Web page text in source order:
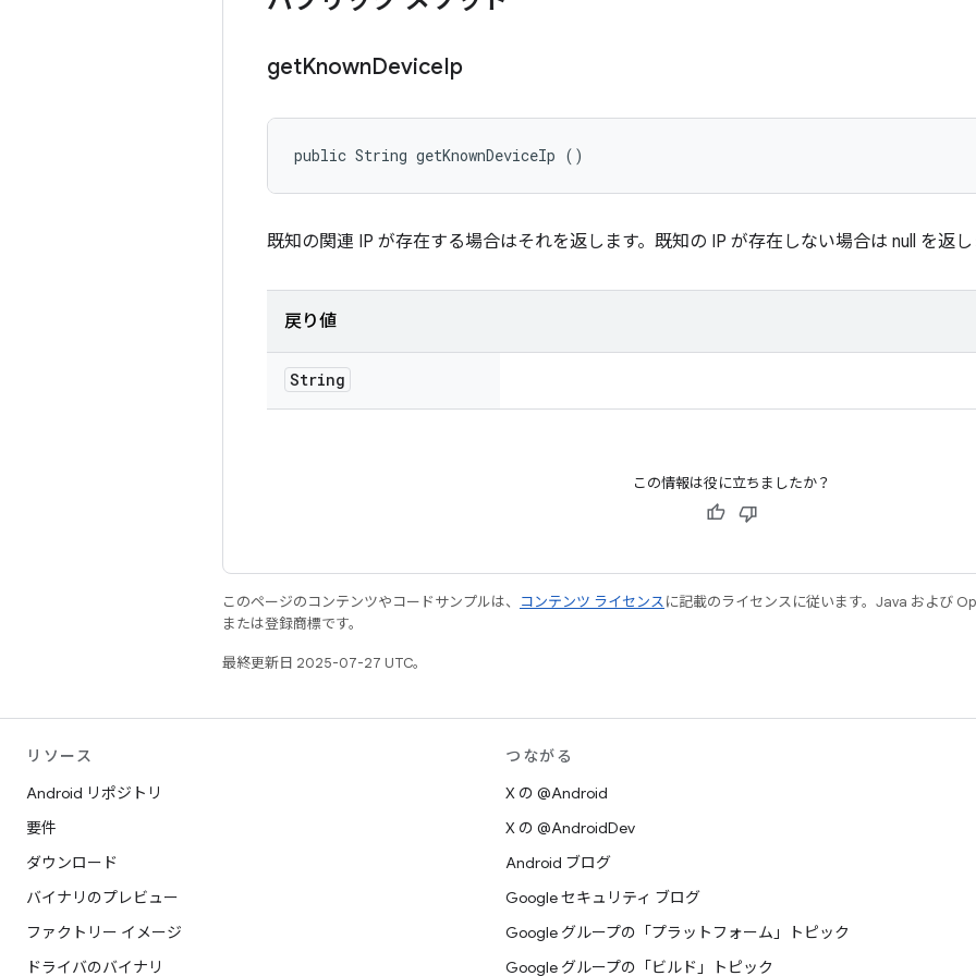
getKnownDeviceIp
public String getKnownDeviceIp ()
既知の関連 IP が存在する場合はそれを返します。既知の IP が存在しない場合は null を返し
戻り値
String
この情報は役に立ちましたか？
このページのコンテンツやコードサンプルは、 コンテンツ ライセンスに記載のライセンスに従います。Java および
または登録商標です。
最終更新日 2025-07-27 UTC。
リソース
Android リポジトリ
要件
ダウンロード
バイナリのプレビュー
ファクトリー イメージ
ドライバのバイナリ
つながる
X の @Android
X の @AndroidDev
Android ブログ
Google セキュリティ ブログ
Google グループの「プラットフォーム」トピック
Google グループの「ビルド」トピック